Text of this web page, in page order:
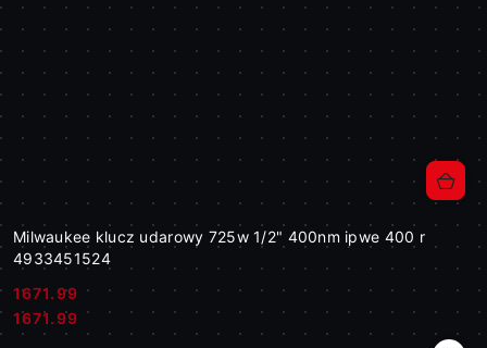
Milwaukee klucz udarowy 725w 1/2" 400nm ipwe 400 r
4933451524
Cena:
1671.99
Cena:
1671.99